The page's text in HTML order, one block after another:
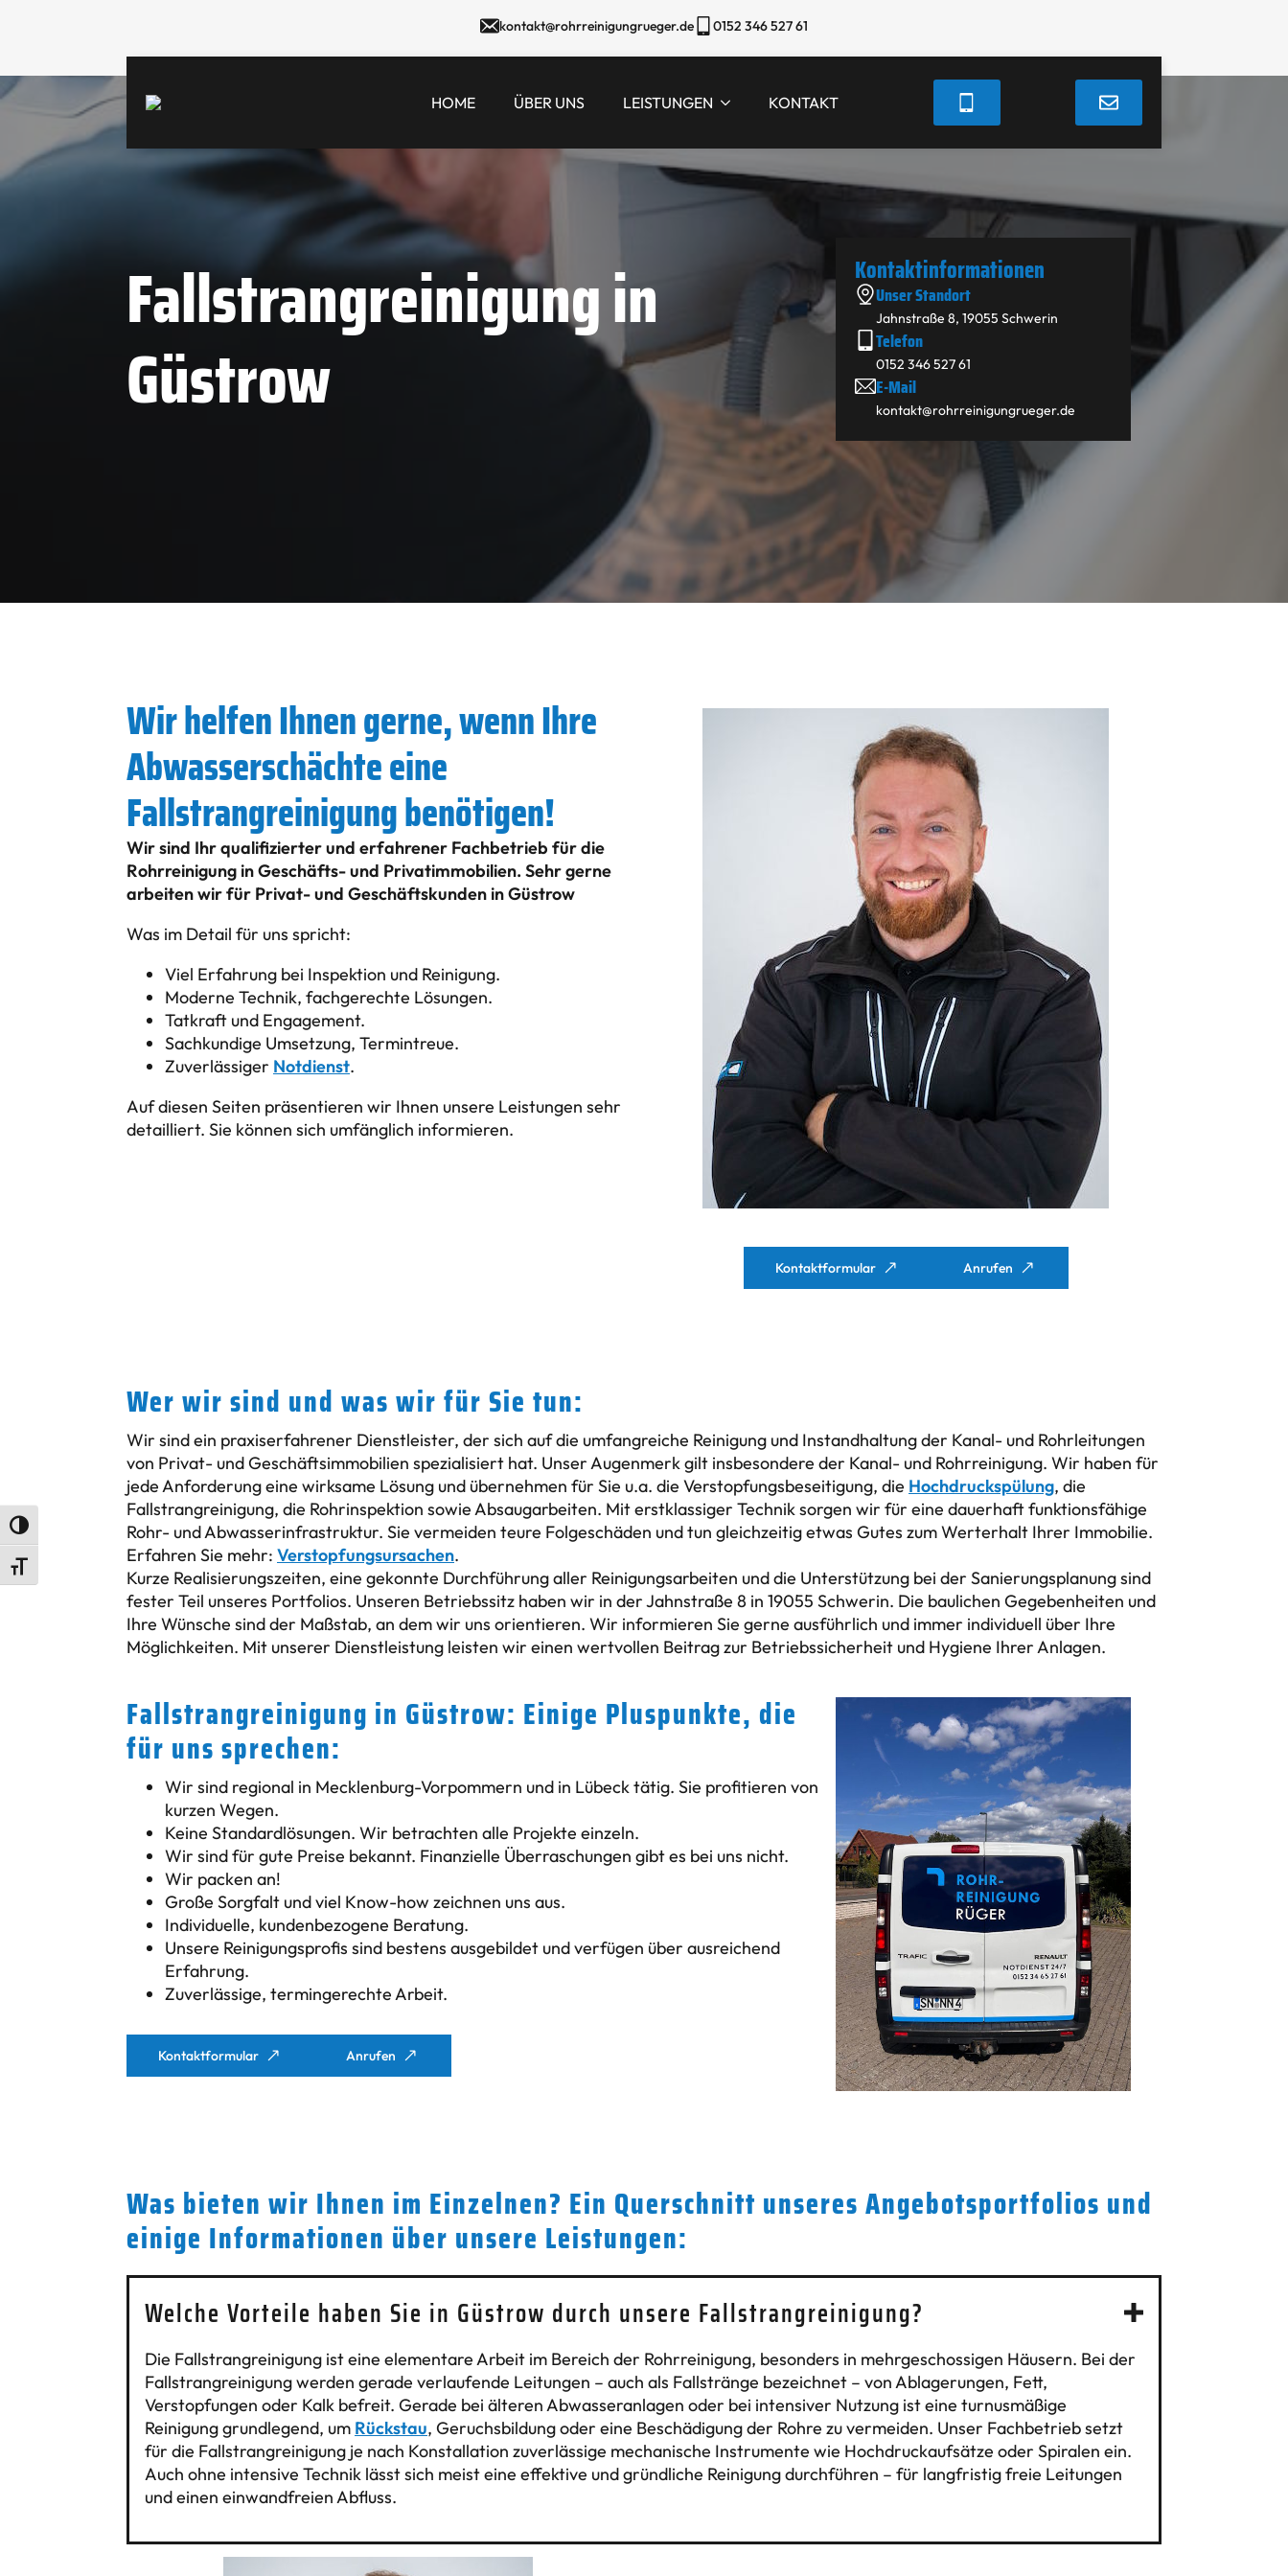
Umschalten auf hohe Kontraste
Schrift vergrößern
kontakt@rohrreinigungrueger.de 0152 346 527 61
HOME ÜBER UNS LEISTUNGEN KONTAKT
Fallstrangreinigung in
Güstrow
Kontakt­informationen
Unser Standort
Jahnstraße 8, 19055 Schwerin
Telefon
0152 346 527 61
E-Mail
kontakt@rohrreinigungrueger.de
Wir helfen Ihnen gerne, wenn Ihre
Abwasserschächte eine
Fallstrangreinigung benötigen!
Wir sind Ihr qualifizierter und erfahrener Fachbetrieb für die
Rohrreinigung in Geschäfts- und Privatimmobilien. Sehr gerne
arbeiten wir für Privat- und Geschäftskunden in Güstrow
Was im Detail für uns spricht:
Viel Erfahrung bei Inspektion und Reinigung.
Moderne Technik, fachgerechte Lösungen.
Tatkraft und Engagement.
Sachkundige Umsetzung, Termintreue.
Zuverlässiger Notdienst.
Auf diesen Seiten präsentieren wir Ihnen unsere Leistungen sehr
detailliert. Sie können sich umfänglich informieren.
Kontaktformular Anrufen
Wer wir sind und was wir für Sie tun:
Wir sind ein praxiserfahrener Dienstleister, der sich auf die umfangreiche Reinigung und Instandhaltung der Kanal- und Rohrleitungen
von Privat- und Geschäftsimmobilien spezialisiert hat. Unser Augenmerk gilt insbesondere der Kanal- und Rohrreinigung. Wir haben für
jede Anforderung eine wirksame Lösung und übernehmen für Sie u.a. die Verstopfungsbeseitigung, die Hochdruckspülung, die
Fallstrangreinigung, die Rohrinspektion sowie Absaugarbeiten. Mit erstklassiger Technik sorgen wir für eine dauerhaft funktionsfähige
Rohr- und Abwasserinfrastruktur. Sie vermeiden teure Folgeschäden und tun gleichzeitig etwas Gutes zum Werterhalt Ihrer Immobilie.
Erfahren Sie mehr: Verstopfungsursachen.
Kurze Realisierungszeiten, eine gekonnte Durchführung aller Reinigungsarbeiten und die Unterstützung bei der Sanierungsplanung sind
fester Teil unseres Portfolios. Unseren Betriebssitz haben wir in der Jahnstraße 8 in 19055 Schwerin. Die baulichen Gegebenheiten und
Ihre Wünsche sind der Maßstab, an dem wir uns orientieren. Wir informieren Sie gerne ausführlich und immer individuell über Ihre
Möglichkeiten. Mit unserer Dienstleistung leisten wir einen wertvollen Beitrag zur Betriebssicherheit und Hygiene Ihrer Anlagen.
Fallstrangreinigung in Güstrow: Einige Pluspunkte, die
für uns sprechen:
Wir sind regional in Mecklenburg-Vorpommern und in Lübeck tätig. Sie profitieren von
kurzen Wegen.
Keine Standardlösungen. Wir betrachten alle Projekte einzeln.
Wir sind für gute Preise bekannt. Finanzielle Überraschungen gibt es bei uns nicht.
Wir packen an!
Große Sorgfalt und viel Know-how zeichnen uns aus.
Individuelle, kundenbezogene Beratung.
Unsere Reinigungsprofis sind bestens ausgebildet und verfügen über ausreichend
Erfahrung.
Zuverlässige, termingerechte Arbeit.
Kontaktformular Anrufen
Was bieten wir Ihnen im Einzelnen? Ein Querschnitt unseres Angebotsportfolios und
einige Informationen über unsere Leistungen:
Welche Vorteile haben Sie in Güstrow durch unsere Fallstrangreinigung?
Die Fallstrangreinigung ist eine elementare Arbeit im Bereich der Rohrreinigung, besonders in mehrgeschossigen Häusern. Bei der
Fallstrangreinigung werden gerade verlaufende Leitungen – auch als Fallstränge bezeichnet – von Ablagerungen, Fett,
Verstopfungen oder Kalk befreit. Gerade bei älteren Abwasseranlagen oder bei intensiver Nutzung ist eine turnusmäßige
Reinigung grundlegend, um Rückstau, Geruchsbildung oder eine Beschädigung der Rohre zu vermeiden. Unser Fachbetrieb setzt
für die Fallstrangreinigung je nach Konstallation zuverlässige mechanische Instrumente wie Hochdruckaufsätze oder Spiralen ein.
Auch ohne intensive Technik lässt sich meist eine effektive und gründliche Reinigung durchführen – für langfristig freie Leitungen
und einen einwandfreien Abfluss.